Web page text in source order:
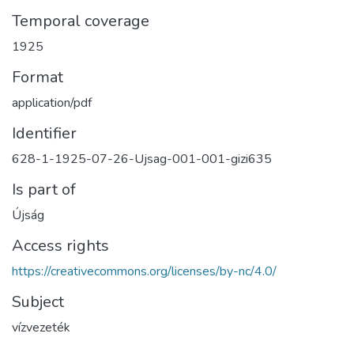
Temporal coverage
1925
Format
application/pdf
Identifier
628-1-1925-07-26-Ujsag-001-001-gizi635
Is part of
Újság
Access rights
https://creativecommons.org/licenses/by-nc/4.0/
Subject
vízvezeték